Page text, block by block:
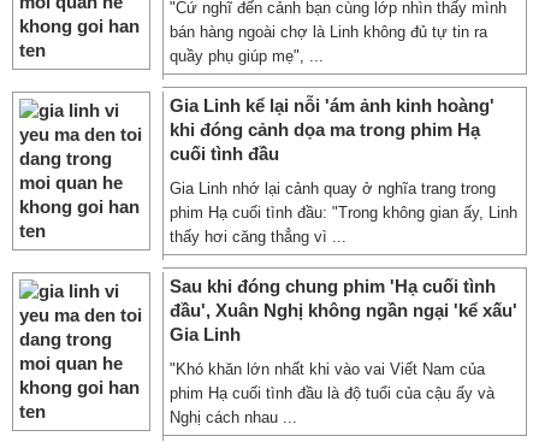
"Cứ nghĩ đến cảnh bạn cùng lớp nhìn thấy mình
bán hàng ngoài chợ là Linh không đủ tự tin ra
quầy phụ giúp mẹ", ...
Gia Linh kể lại nỗi 'ám ảnh kinh hoàng'
khi đóng cảnh dọa ma trong phim Hạ
cuối tình đầu
Gia Linh nhớ lại cảnh quay ở nghĩa trang trong
phim Hạ cuối tình đầu: "Trong không gian ấy, Linh
thấy hơi căng thẳng vì ...
Sau khi đóng chung phim 'Hạ cuối tình
đầu', Xuân Nghị không ngần ngại 'kể xấu'
Gia Linh
"Khó khăn lớn nhất khi vào vai Viết Nam của
phim Hạ cuối tình đầu là độ tuổi của cậu ấy và
Nghị cách nhau ...